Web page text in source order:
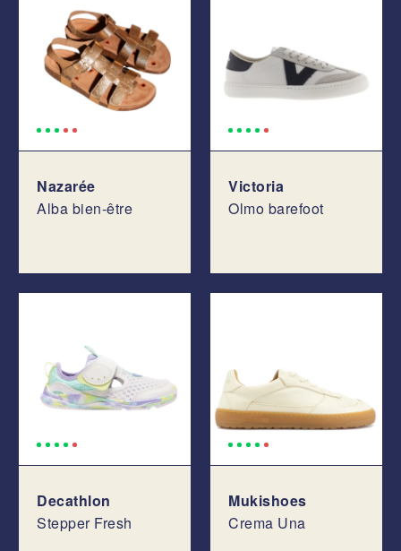
Nazarée
Alba bien-être
Victoria
Olmo barefoot
Decathlon
Stepper Fresh
Mukishoes
Crema Una